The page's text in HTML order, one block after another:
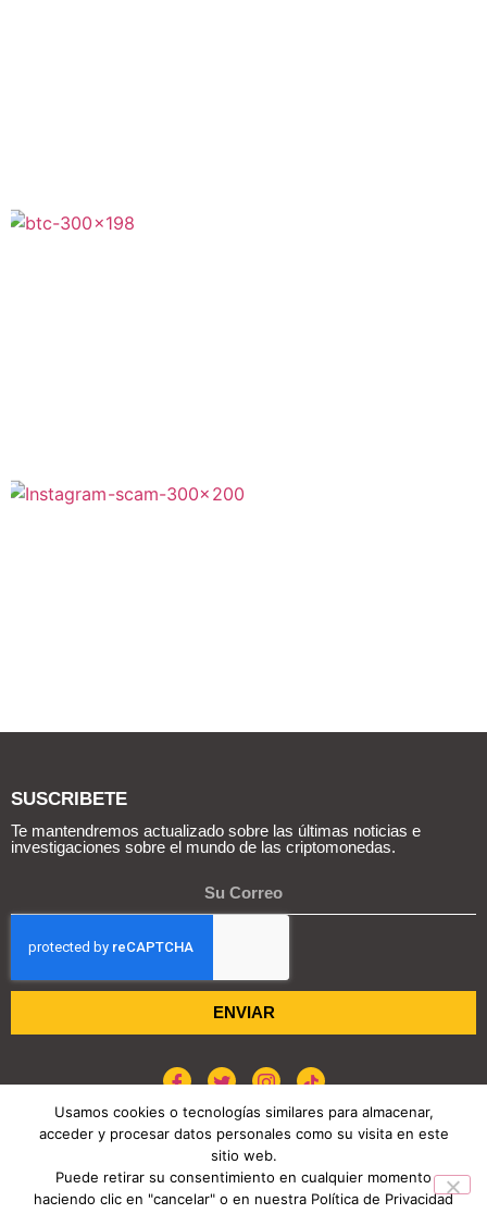
SUSCRIBETE
Te mantendremos actualizado sobre las últimas noticias e
investigaciones sobre el mundo de las criptomonedas.
ENVIAR
COPYRIGHT © 2026 REPORTE CRIPTO
POLÍTICA DE COOKIES
Usamos cookies o tecnologías similares para almacenar,
acceder y procesar datos personales como su visita en este
sitio web.
Puede retirar su consentimiento en cualquier momento
haciendo clic en "cancelar" o en nuestra Política de Privacidad